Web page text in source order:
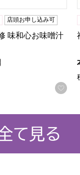
る
店頭お申し込み可
味和心お味噌汁
お
て見る